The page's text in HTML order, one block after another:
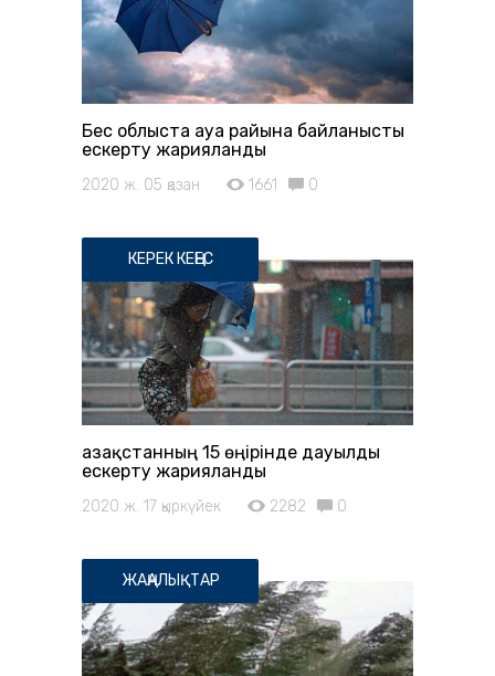
Бес облыста ауа райына байланысты
ескерту жарияланды
2020 ж. 05 қазан 1661 0
КЕРЕК КЕҢЕС
Қазақстанның 15 өңірінде дауылды
ескерту жарияланды
2020 ж. 17 қыркүйек 2282 0
ЖАҢАЛЫҚТАР